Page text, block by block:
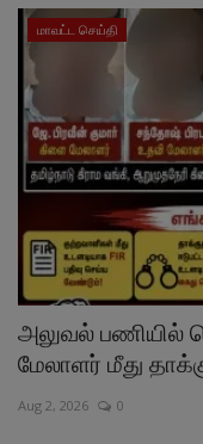
மாவட்ட செய்தி
அலுவல் பணியில்
மேலாளர் மீது
Aug 2, 2026 0